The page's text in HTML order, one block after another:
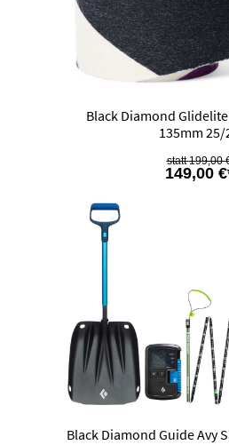
Black Diamond
135mm 25/
149,00
199,00
Black Diamond Guide Avy